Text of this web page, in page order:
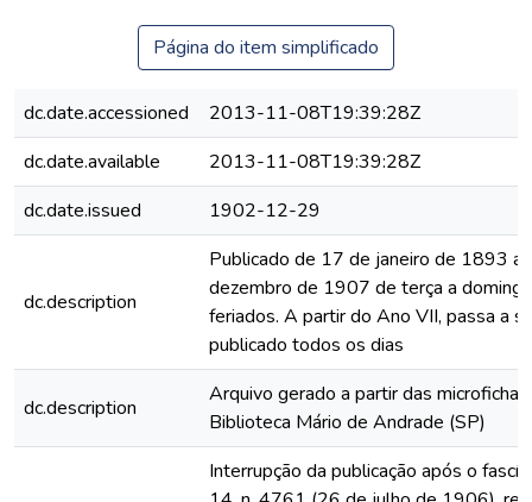
Página do item simplificado
dc.date.accessioned
2013-11-08T19:39:28Z
dc.date.available
2013-11-08T19:39:28Z
dc.date.issued
1902-12-29
dc.description
Publicado de 17 de janeiro de 1893 a
dezembro de 1907 de terça a
feriados. A partir do Ano VII, passa a
publicado todos os dias
dc.description
Arquivo gerado a partir das
Biblioteca Mário de Andrade (SP)
Interrupção da publicação após o